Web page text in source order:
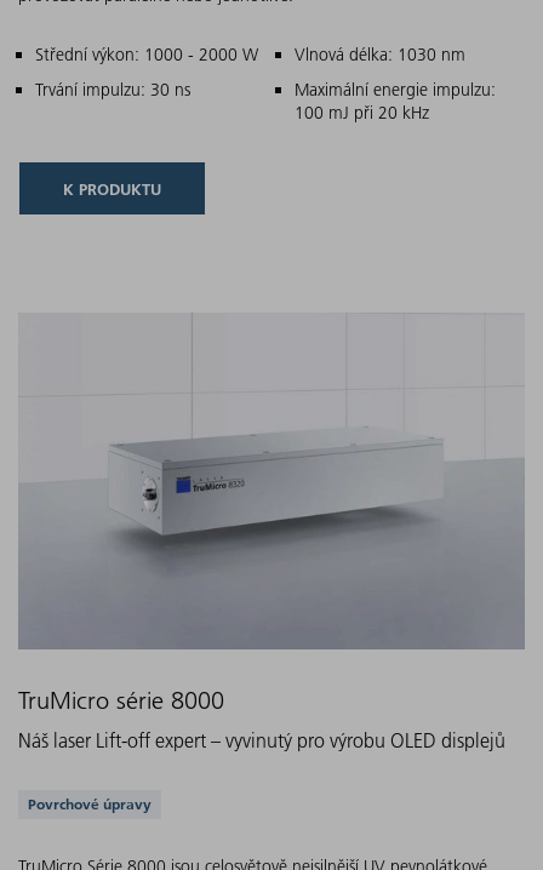
Hlavní charakteristiky
Střední výkon: 1000 - 2000 W
Vlnová délka: 1030 nm
Trvání impulzu: 30 ns
Maximální energie impulzu:
100 mJ při 20 kHz
K PRODUKTU
TruMicro série 8000
Náš laser Lift-off expert – vyvinutý pro výrobu OLED displejů
Podporovaná řešení
Povrchové úpravy